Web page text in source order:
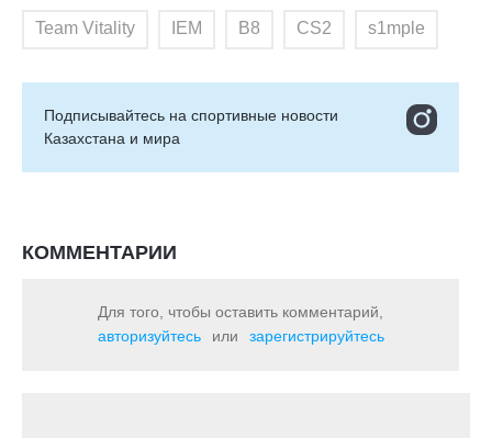
Team Vitality IEM B8 CS2 s1mple
Подписывайтесь на cпортивные новости
Казахстана и мира
КОММЕНТАРИИ
Для того, чтобы оставить комментарий,
авторизуйтесь
или зарегистрируйтесь